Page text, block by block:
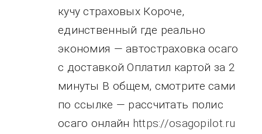
кучу страховых Короче,
единственный где реально
экономия — автостраховка осаго
с доставкой Оплатил картой за 2
минуты В общем, смотрите сами
по ссылке — рассчитать полис
осаго онлайн https://osagopilot.ru